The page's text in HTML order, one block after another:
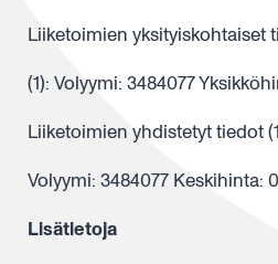
Liiketoimien yksityiskohtaiset
(1): Volyymi: 3484077
Liiketoimien yhdistetyt tiedot
Volyymi: 3484077 Keskihinta:
Lisätietoja